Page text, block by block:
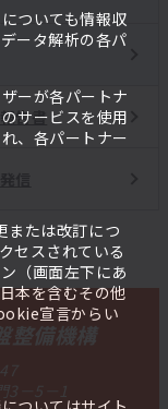
ついても情報収
ータ解析の各パ
ーが各パートナ
サービスを使用
、各パートナー
または改訂につ
セスされている
（画面左下にあ
本を含むその他
宣言からい
告書
整備機構
3－5－1